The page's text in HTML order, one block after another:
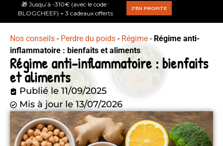
🎁 Jusqu’à -310€ (avec le code :
BLOGCHEEF) + 3 cadeaux offerts
J'EN PROFITE
Nos conseils - Perdre du poids - Régime - Régime anti-
inflammatoire : bienfaits et aliments
Régime anti-inflammatoire : bienfaits
et aliments
Publié le 11/09/2025
Mis à jour le 13/07/2026